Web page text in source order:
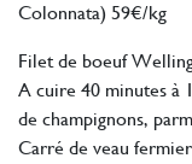
Colonnata) 59€/kg
Filet de boeuf
A cuire 40 minutes à
de champignons,
Carré de veau